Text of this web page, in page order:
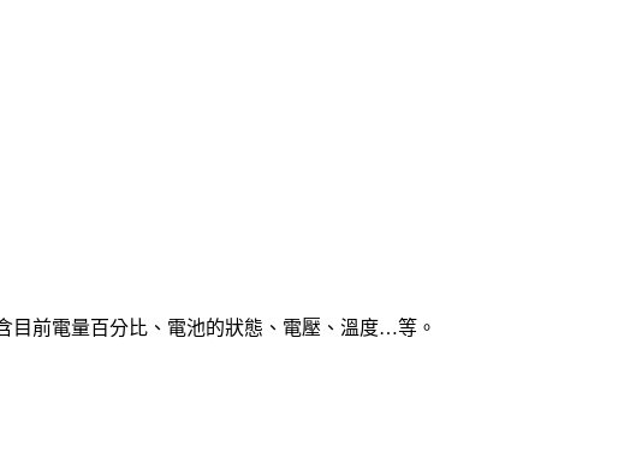
目前電量百分比、電池的狀態、電壓、溫度…等。